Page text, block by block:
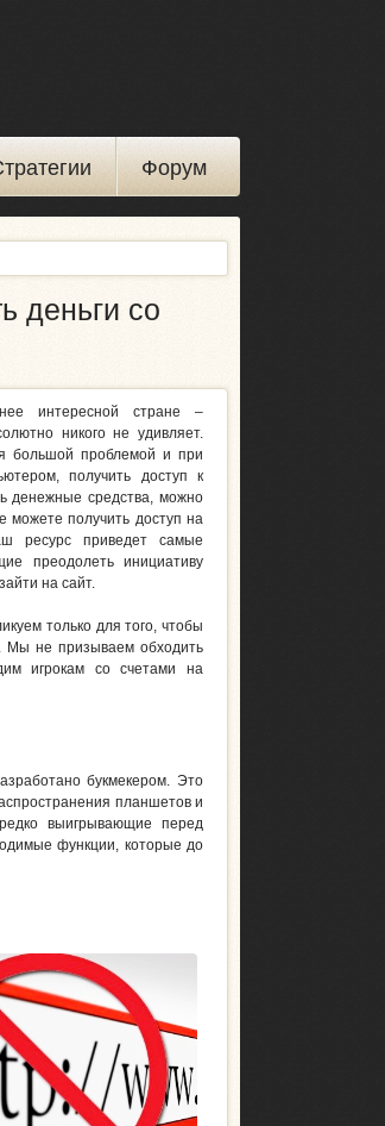
Форум
деньги со
интересной стране –
никого не удивляет.
большой проблемой и при
получить доступ к
денежные средства, можно
можете получить доступ на
ресурс приведет самые
преодолеть инициативу
на сайт.
только для того, чтобы
Мы не призываем обходить
игрокам со счетами на
букмекером. Это
планшетов и
выигрывающие перед
функции, которые до